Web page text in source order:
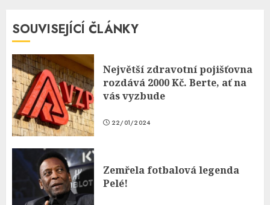
SOUVISEJÍCÍ ČLÁNKY
Největší zdravotní pojišťovna
rozdává 2000 Kč. Berte, ať na
vás vyzbude
22/01/2024
Zemřela fotbalová legenda
Pelé!